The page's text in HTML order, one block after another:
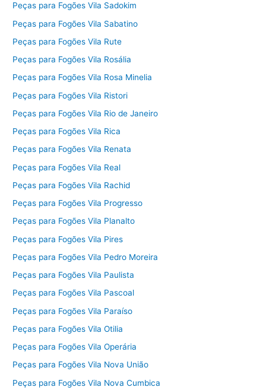
Peças para Fogões Vila Sadokim
Peças para Fogões Vila Sabatino
Peças para Fogões Vila Rute
Peças para Fogões Vila Rosália
Peças para Fogões Vila Rosa Minelia
Peças para Fogões Vila Ristori
Peças para Fogões Vila Rio de Janeiro
Peças para Fogões Vila Rica
Peças para Fogões Vila Renata
Peças para Fogões Vila Real
Peças para Fogões Vila Rachid
Peças para Fogões Vila Progresso
Peças para Fogões Vila Planalto
Peças para Fogões Vila Pires
Peças para Fogões Vila Pedro Moreira
Peças para Fogões Vila Paulista
Peças para Fogões Vila Pascoal
Peças para Fogões Vila Paraíso
Peças para Fogões Vila Otilia
Peças para Fogões Vila Operária
Peças para Fogões Vila Nova União
Peças para Fogões Vila Nova Cumbica